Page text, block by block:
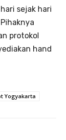
sejak hari
protokol
hand
Yogyakarta